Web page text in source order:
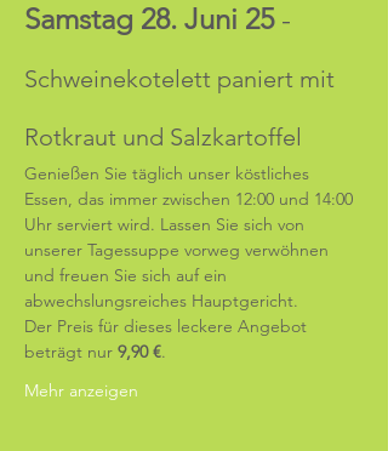
Samstag 28. Juni 25 -
Schweinekotelett paniert mit
Rotkraut und Salzkartoffel
Genießen Sie täglich unser köstliches
Essen, das immer zwischen 12:00 und 14:00
Uhr serviert wird. Lassen Sie sich von
unserer Tagessuppe vorweg verwöhnen
und freuen Sie sich auf ein
abwechslungsreiches Hauptgericht.
Der Preis für dieses leckere Angebot
beträgt nur 9,90 €.
Mehr anzeigen